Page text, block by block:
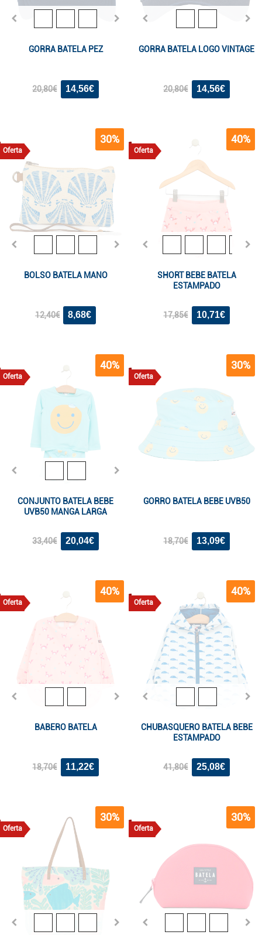
GORRA BATELA PEZ
20,80€ 14,56€
GORRA BATELA LOGO VINTAGE
20,80€ 14,56€
Oferta
30%
BOLSO BATELA MANO
12,40€ 8,68€
Oferta
40%
SHORT BEBE BATELA
ESTAMPADO
17,85€ 10,71€
Oferta
40%
CONJUNTO BATELA BEBE
UVB50 MANGA LARGA
33,40€ 20,04€
Oferta
30%
GORRO BATELA BEBE UVB50
18,70€ 13,09€
Oferta
40%
BABERO BATELA
18,70€ 11,22€
Oferta
40%
CHUBASQUERO BATELA BEBE
ESTAMPADO
41,80€ 25,08€
Oferta
30%
Oferta
30%